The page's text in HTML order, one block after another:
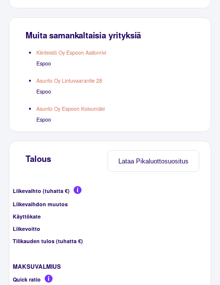
Muita samankaltaisia yrityksiä
Kiinteistö Oy Espoon Aallonrivi
Espoo
Asunto Oy Lintuvaarantie 28
Espoo
Asunto Oy Espoon Koivumäki
Espoo
Lataa Pikaluottosuositus
Talous
Liikevaihto (tuhatta €)
Liikevaihdon muutos
Käyttökate
Liikevoitto
Tilikauden tulos (tuhatta €)
MAKSUVALMIUS
Quick ratio